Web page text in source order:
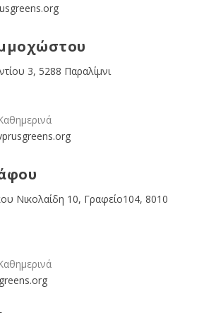
3, 5288 Παραλίμνι
Νικολαίδη 10, Γραφείο104, 8010